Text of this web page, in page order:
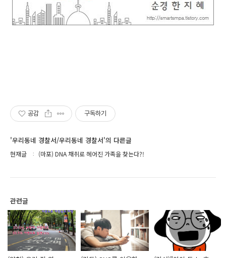
공감 구독하기
'우리동네 경찰서/우리동네 경찰서'의 다른글
현재글 (마포) DNA 채취로 헤어진 가족을 찾는다?!
관련글